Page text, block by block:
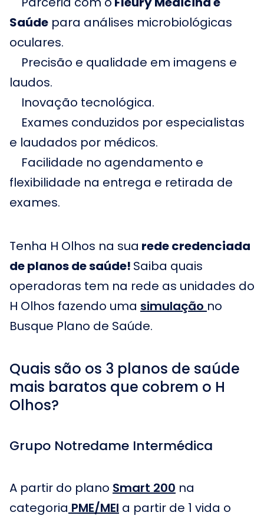
Saúde para análises microbiológicas
oculares.
Precisão e qualidade em imagens e
laudos.
Inovação tecnológica.
Exames conduzidos por especialistas
e laudados por médicos.
Facilidade no agendamento e
flexibilidade na entrega e retirada de
exames.
Tenha H Olhos na sua rede credenciada
de planos de saúde! Saiba quais
operadoras tem na rede as unidades do
H Olhos fazendo uma simulação no
Busque Plano de Saúde.
Quais são os 3 planos de saúde
mais baratos que cobrem o H
Olhos?
Grupo Notredame Intermédica
A partir do plano Smart 200 na
categoria PME/MEI a partir de 1 vida o